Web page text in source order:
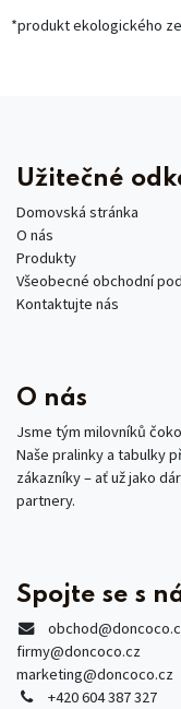
*produkt ekologického
Užitečné
Domovská stránka
O nás
Produkty
Všeobecné obchodní
Kontaktujte nás
O nás
Jsme tým milovníků
Naše pralinky a tabulky
zákazníky – ať už jako
partnery.
Spojte se s
obchod
firmy@doncoco.cz
marketing@doncoco.cz
+420 604 387 327